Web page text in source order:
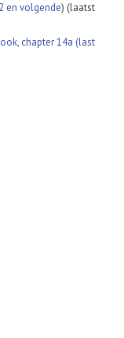
en volgende) (laatst
chapter 14a (last